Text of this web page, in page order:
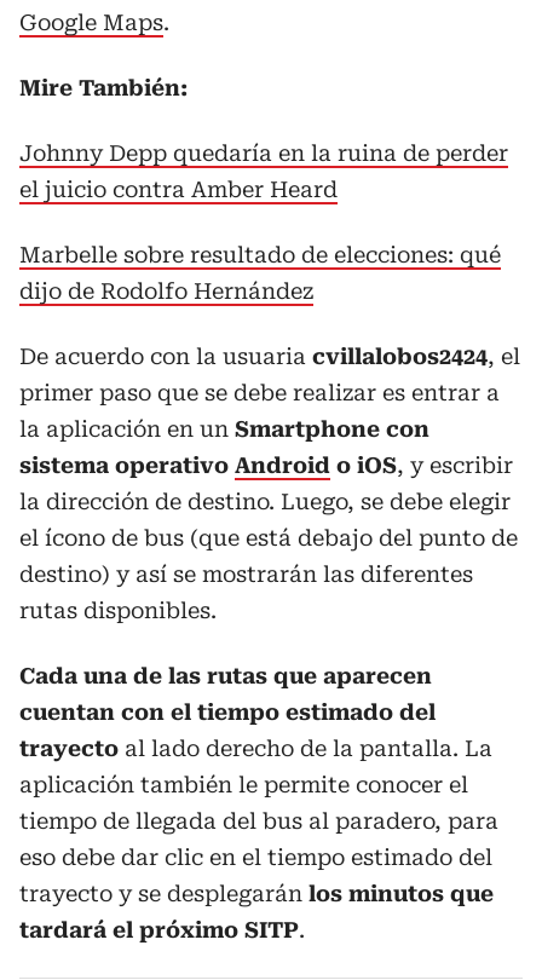
Google Maps.
Mire También:
Johnny Depp quedaría en la ruina de perder
el juicio contra Amber Heard
Marbelle sobre resultado de elecciones: qué
dijo de Rodolfo Hernández
De acuerdo con la usuaria cvillalobos2424, el
primer paso que se debe realizar es entrar a
la aplicación en un Smartphone con
sistema operativo Android o iOS, y escribir
la dirección de destino. Luego, se debe elegir
el ícono de bus (que está debajo del punto de
destino) y así se mostrarán las diferentes
rutas disponibles.
Cada una de las rutas que aparecen
cuentan con el tiempo estimado del
trayecto al lado derecho de la pantalla. La
aplicación también le permite conocer el
tiempo de llegada del bus al paradero, para
eso debe dar clic en el tiempo estimado del
trayecto y se desplegarán los minutos que
tardará el próximo SITP.